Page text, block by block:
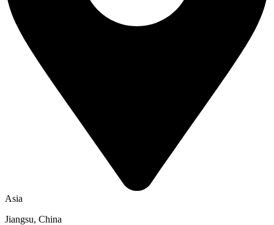
Asia
Jiangsu, China